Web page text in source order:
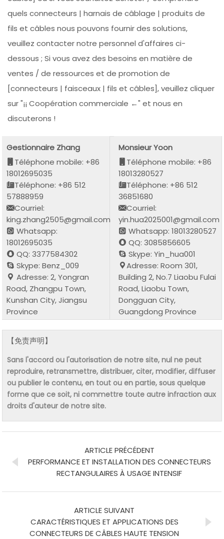
quels connecteurs | harnais de câblage | produits de
fils et câbles nous pouvons fournir des solutions,
veuillez contacter notre personnel d'affaires ci-
dessous ; Si vous avez des besoins en matière de
ventes / de ressources et de promotion de
[connecteurs | faisceaux | fils et câbles], veuillez cliquer
sur "¡¡ Coopération commerciale ←" et nous en
discuterons !
Gestionnaire Zhang
Téléphone mobile: +86
18012695035
Téléphone: +86 512
57888959
Courriel:
king.zhang2505@gmail.com
Whatsapp:
18012695035
QQ: 3377584302
Skype: Benz_009
Adresse: 2, Yongran
Road, Zhangpu Town,
Kunshan City, Jiangsu
Province
Monsieur Yoon
Téléphone mobile: +86
18013280527
Téléphone: +86 512
36851680
Courriel:
yin.hua2025001@gmail.com
Whatsapp: 18013280527
QQ: 3085856605
Skype: Yin_hua001
Adresse: Room 301,
Building 2, No.7 Liaobu Fulai
Road, Liaobu Town,
Dongguan City,
Guangdong Province
【免责声明】
Sans l'accord ou l'autorisation de notre site, nul ne peut
reproduire, retransmettre, distribuer, citer, modifier, diffuser
ou publier le contenu, en tout ou en partie, sous quelque
forme que ce soit, ni commettre toute autre infraction aux
droits d'auteur de notre site.
ARTICLE PRÉCÉDENT
PERFORMANCE ET INSTALLATION DES CONNECTEURS
RECTANGULAIRES À USAGE INTENSIF
ARTICLE SUIVANT
CARACTÉRISTIQUES ET APPLICATIONS DES
CONNECTEURS DE CÂBLES HAUTE TENSION